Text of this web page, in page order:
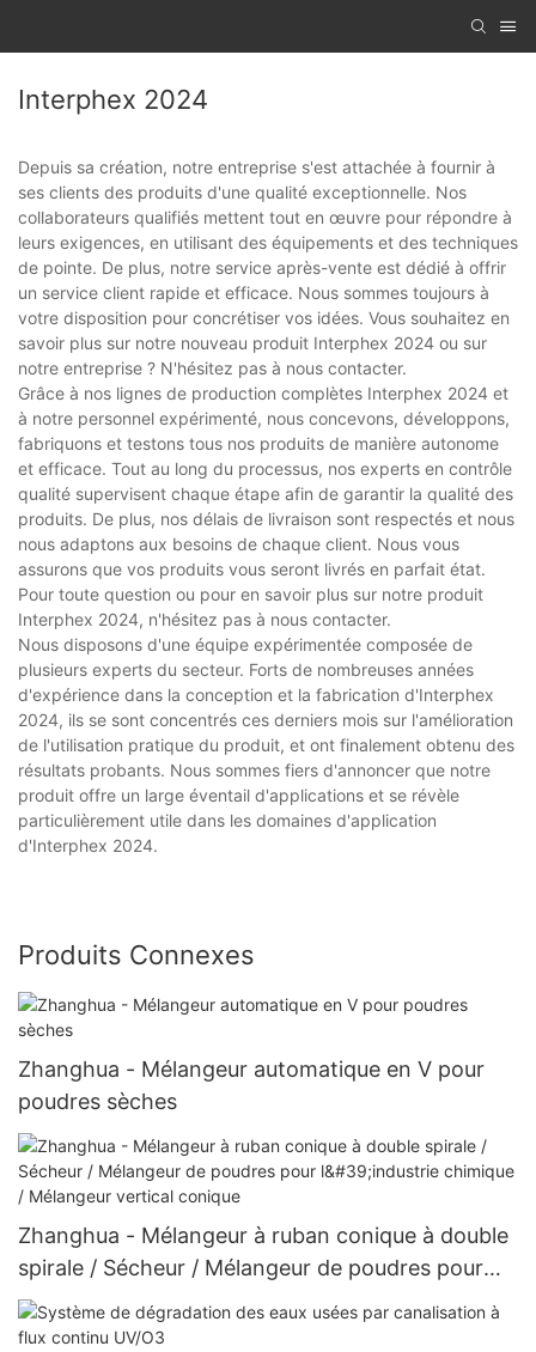
Interphex 2024
Depuis sa création, notre entreprise s'est attachée à fournir à
ses clients des produits d'une qualité exceptionnelle. Nos
collaborateurs qualifiés mettent tout en œuvre pour répondre à
leurs exigences, en utilisant des équipements et des techniques
de pointe. De plus, notre service après-vente est dédié à offrir
un service client rapide et efficace. Nous sommes toujours à
votre disposition pour concrétiser vos idées. Vous souhaitez en
savoir plus sur notre nouveau produit Interphex 2024 ou sur
notre entreprise ? N'hésitez pas à nous contacter.
Grâce à nos lignes de production complètes Interphex 2024 et
à notre personnel expérimenté, nous concevons, développons,
fabriquons et testons tous nos produits de manière autonome
et efficace. Tout au long du processus, nos experts en contrôle
qualité supervisent chaque étape afin de garantir la qualité des
produits. De plus, nos délais de livraison sont respectés et nous
nous adaptons aux besoins de chaque client. Nous vous
assurons que vos produits vous seront livrés en parfait état.
Pour toute question ou pour en savoir plus sur notre produit
Interphex 2024, n'hésitez pas à nous contacter.
Nous disposons d'une équipe expérimentée composée de
plusieurs experts du secteur. Forts de nombreuses années
d'expérience dans la conception et la fabrication d'Interphex
2024, ils se sont concentrés ces derniers mois sur l'amélioration
de l'utilisation pratique du produit, et ont finalement obtenu des
résultats probants. Nous sommes fiers d'annoncer que notre
produit offre un large éventail d'applications et se révèle
particulièrement utile dans les domaines d'application
d'Interphex 2024.
Produits Connexes
Zhanghua - Mélangeur automatique en V pour
poudres sèches
Zhanghua - Mélangeur à ruban conique à double
spirale / Sécheur / Mélangeur de poudres pour
l'industrie chimique / Mélangeur vertical conique